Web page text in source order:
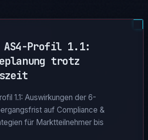
AS4-Profil 1.1:
trotz
1.1: Auswirkungen der 6-
auf Compliance &
für Marktteilnehmer bis